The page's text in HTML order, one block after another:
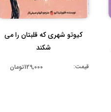
کیوتو شهری که قلبتان را می
شکند
قیمت: 129,000تومان